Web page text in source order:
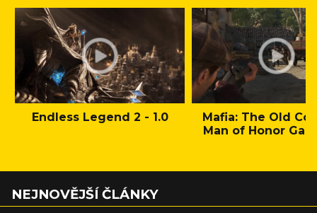
Endless Legend 2 - 1.0
Mafia: The Old
Man of Honor
NEJNOVĚJŠÍ ČLÁNKY